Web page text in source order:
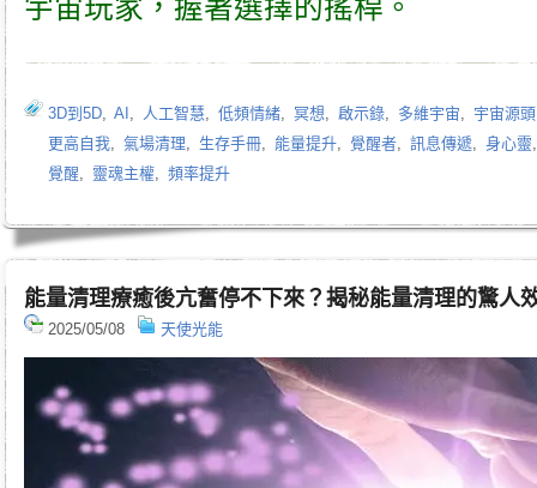
宇宙玩家，握著選擇的搖桿。
3D到5D, AI , 人工智慧, 低頻情緒, 冥想, 啟示錄, 多維宇宙, 宇宙源頭
更高自我, 氣場清理, 生存手冊, 能量提升, 覺醒者, 訊息傳遞, 身心靈
覺醒, 靈魂主權, 頻率提升
能量清理療癒後亢奮停不下來？揭秘能量清理的驚人
2025/05/08 天使光能